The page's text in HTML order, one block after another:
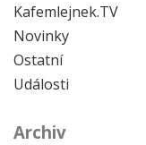
Kafemlejnek.TV
Novinky
Ostatní
Události
Archiv